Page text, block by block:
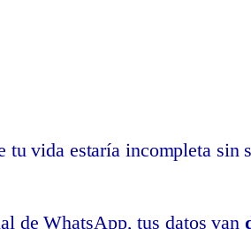
tu vida estaría incompleta sin
de WhatsApp, tus datos van